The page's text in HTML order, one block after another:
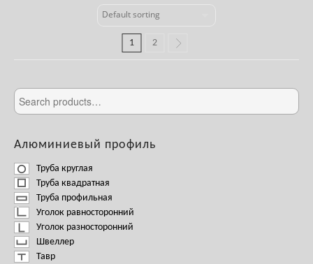
1 2
Алюминиевый профиль
Труба круглая
Труба квадратная
Труба профильная
Уголок равносторонний
Уголок разносторонний
Швеллер
Тавр